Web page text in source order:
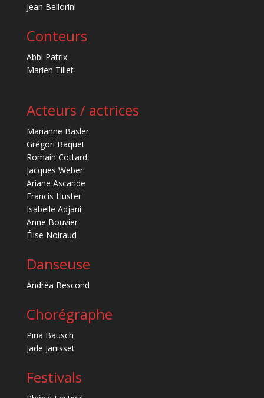
Jean Bellorini
Conteurs
Abbi Patrix
Marien Tillet
Acteurs / actrices
Marianne Basler
Grégori Baquet
Romain Cottard
Jacques Weber
Ariane Ascaride
Francis Huster
Isabelle Adjani
Anne Bouvier
Élise Noiraud
Danseuse
Andréa Bescond
Chorégraphe
Pina Bausch
Jade Janisset
Festivals